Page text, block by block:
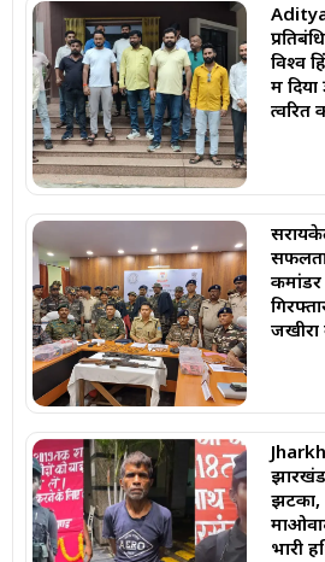
विश्व
में दिया
त्वरित
कमांडर
जखीरा
झटका,
भारी